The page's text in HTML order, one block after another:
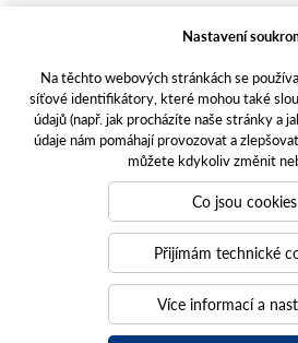
Copyright © 2023
Toto jsou internetové stránky společnosti
Hustopečích, Brněnská 74, PSČ
zapsané v OR vedeném Krajským soudem
Společnost AGROTEC a.s. je členem
společností
IČO 26185610, se sídlem na adrese
Praha 4.
Nastavení
Na těchto webových stránkách se
síťové identifikátory, které mohou také
údajů (např. jak procházíte naše stránky a
údaje nám pomáhají provozovat a
můžete kdykoliv změnit
Co jsou cookies
Přijímám technické
Více informací a